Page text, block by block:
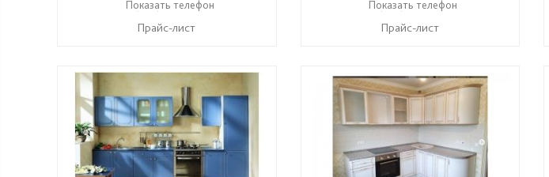
+7 (800) 222-93-90
Показать телефон
Прайс-лист
+7 (800) 222-93-90
Показать телефон
Прайс-лист